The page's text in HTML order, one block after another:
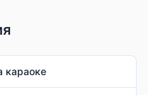
караоке